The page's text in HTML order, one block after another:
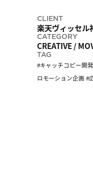
CLIENT
楽天ヴィッセル
CATEGORY
CREATIVE/
TAG
キャッチコピー開発
ロモーション企画